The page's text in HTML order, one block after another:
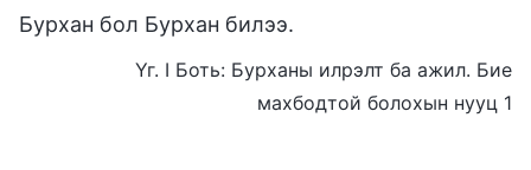
Бурхан бол Бурхан билээ.
Үг. I Боть: Бурханы илрэлт ба ажил. Бие
махбодтой болохын нууц 1